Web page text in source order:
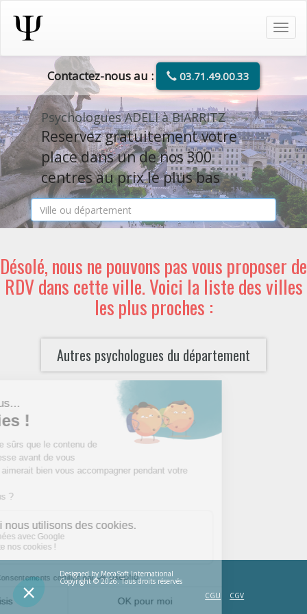
Contactez-nous au : 03.71.49.00.33
Psychologues ADELI à BIARRITZ
Reservez gratuitement votre
place dans un de nos 300
centres au prix le plus bas
Désolé, nous ne pouvons pas vous proposer de
RDV dans cette ville. Voici la liste des villes
les plus proches :
Autres psychologues du département
Designed by MecaSoft International
Copyright © 2026. Tous droits réservés
CGU
CGV